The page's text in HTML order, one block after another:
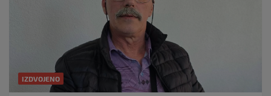
IZDVOJENO